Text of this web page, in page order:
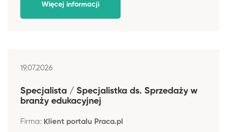
Więcej informacji
19.07.2026
Specjalista / Specjalistka ds. Sprzedaży w
branży edukacyjnej
Firma: Klient portalu Praca.pl